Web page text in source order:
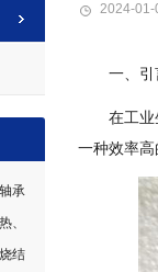
2024-01-
一、引
在工
一种效率
承
、
结